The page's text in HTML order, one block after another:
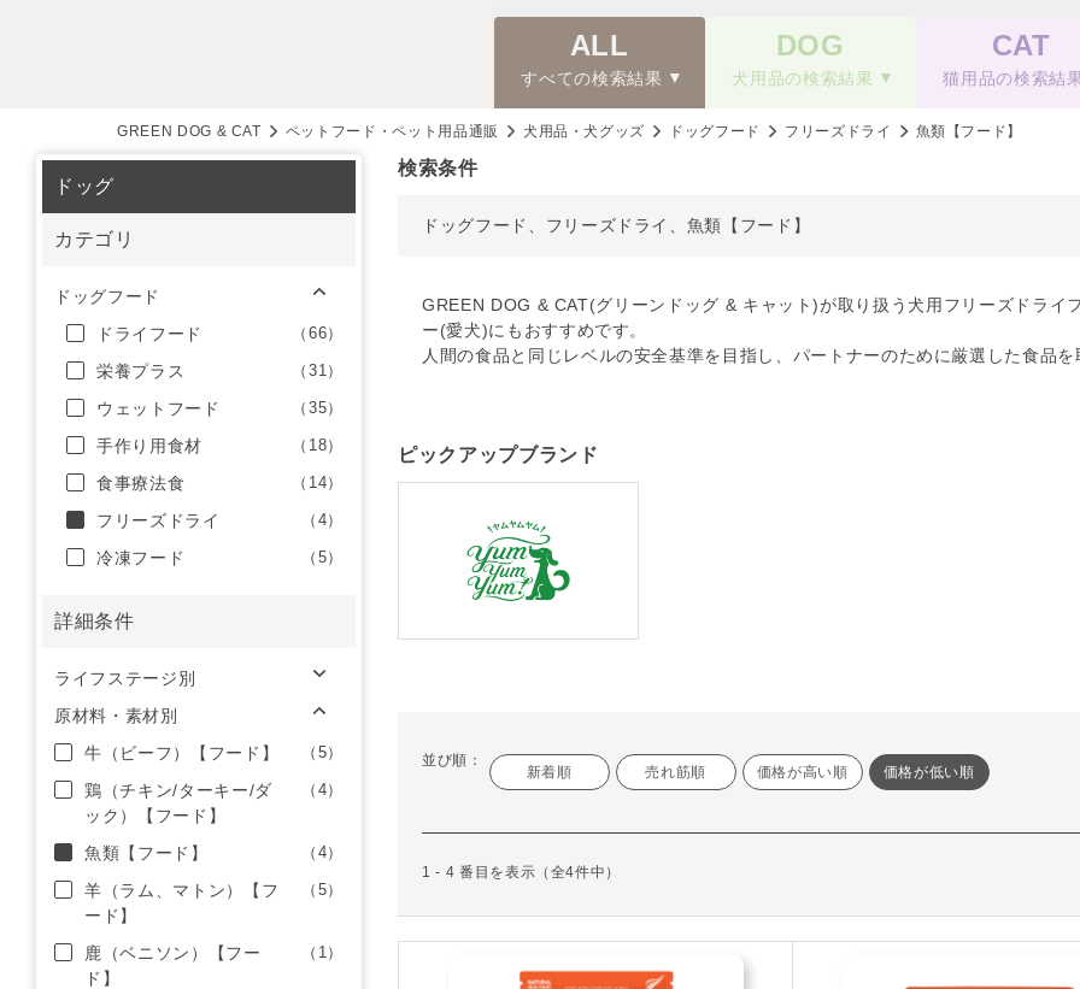
ALL
すべての検索結果
DOG
犬用品の検索結果
CAT
猫用品の検索結
GREEN DOG & CAT ペットフード・ペット用品通販 犬用品・犬グッズ ドッグフード フリーズドライ 魚類【フード】
検索条件
ドッグフード、フリーズドライ、魚類【フード】
GREEN DOG & CAT(グリーンドッグ & キャット)が取り扱う犬用フリーズドライ
ー(愛犬)にもおすすめです。
人間の食品と同じレベルの安全基準を目指し、パートナーのために厳選した食品を
ピックアップブランド
並び順：
新着順 売れ筋順 価格が高い順 価格が低い順
1 - 4 番目を表示（全4件中）
ドッグ
カテゴリ
ドッグフード
ドライフード
（66）
栄養プラス （31）
ウェットフード （35）
手作り用食材 （18）
食事療法食 （14）
フリーズドライ （4）
冷凍フード （5）
詳細条件
ライフステージ別
原材料・素材別
牛（ビーフ）【フード】
（5）
鶏（チキン/ターキー/ダ
ック）【フード】
（4）
魚類【フード】 （4）
羊（ラム、マトン）【フ
ード】
（5）
鹿（ベニソン）【フー
ド】
（1）